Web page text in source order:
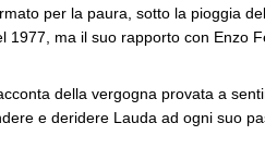
per la paura, sotto la pioggia
1977, ma il suo rapporto con Enzo
della vergogna provata a
e deridere Lauda ad ogni suo